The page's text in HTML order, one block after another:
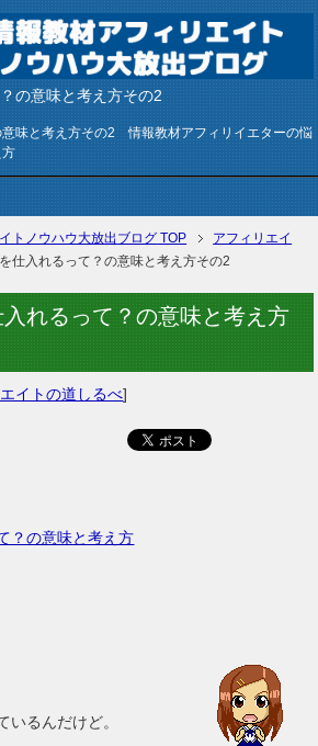
の意味と考え方その2
味と考え方その2 情報教材アフィリイエターの悩
トノウハウ大放出ブログ TOP
アフィリエイ
仕入れるって？の意味と考え方その2
れるって？の意味と考え方
イトの道しるべ]
？の意味と考え方
いるんだけど。